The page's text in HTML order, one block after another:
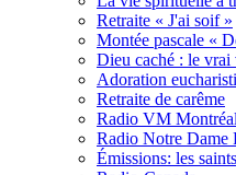
Retraite « J'ai soif »
Montée pascale «
Dieu caché : le vrai
Adoration
Retraite de carême
Radio VM Montréal
Radio Notre Dame
Émissions: les